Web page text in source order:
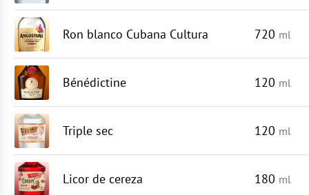
Ron blanco Cubana Cultura 720 ml
Bénédictine 120 ml
Triple sec 120 ml
Licor de cereza 180 ml